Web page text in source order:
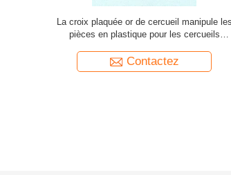
Le plastique d'or de cercueil de couleur
manipule des accessoires de cercueil avec le
Contactez